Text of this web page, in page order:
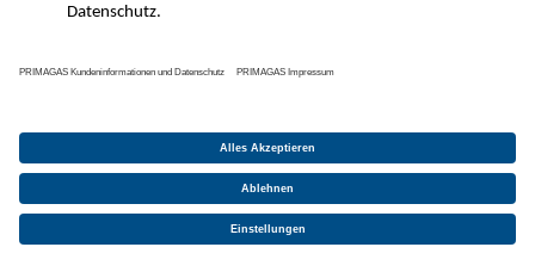
Impressum Datenschutzerklärung